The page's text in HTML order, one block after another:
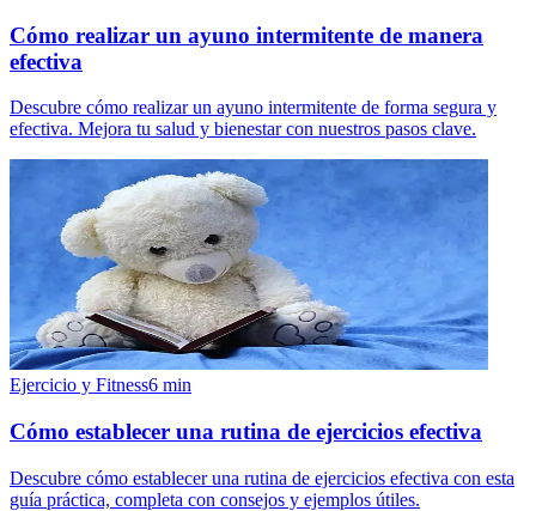
Cómo realizar un ayuno intermitente de manera
efectiva
Descubre cómo realizar un ayuno intermitente de forma segura y
efectiva. Mejora tu salud y bienestar con nuestros pasos clave.
Ejercicio y Fitness6 min
Cómo establecer una rutina de ejercicios efectiva
Descubre cómo establecer una rutina de ejercicios efectiva con esta
guía práctica, completa con consejos y ejemplos útiles.